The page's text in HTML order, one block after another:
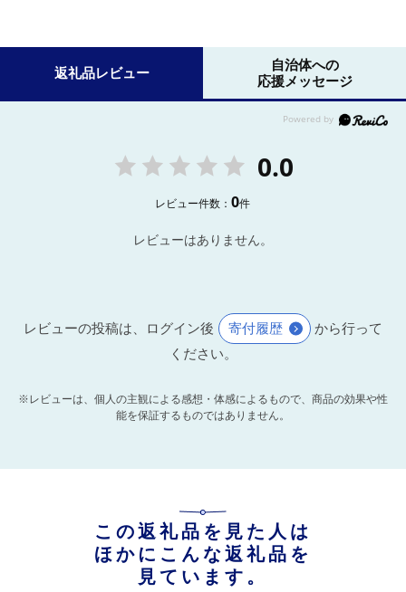
返礼品レビュー
自治体への
応援メッセージ
0.0
レビュー件数：0件
レビューはありません。
レビューの投稿は、ログイン後 寄付履歴
から行って
ください。
※レビューは、個人の主観による感想・体感によるもので、商品の効果や性
能を保証するものではありません。
この返礼品を見た人は
ほかにこんな返礼品を
見ています。